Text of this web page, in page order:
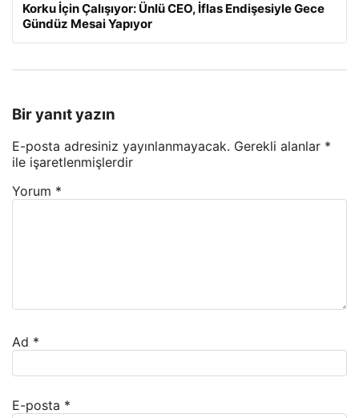
Korku İçin Çalışıyor: Ünlü CEO, İflas Endişesiyle Gece
Gündüz Mesai Yapıyor
Bir yanıt yazın
E-posta adresiniz yayınlanmayacak. Gerekli alanlar *
ile işaretlenmişlerdir
Yorum *
Ad *
E-posta *